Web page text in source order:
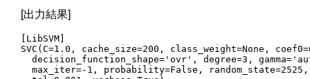
[出力結果]
[LibSVM]
SVC(C=1.0, cache_size=200, class_weight=None,
decision_function_shape='ovr', degree=3,
max_iter=-1, probability=False,